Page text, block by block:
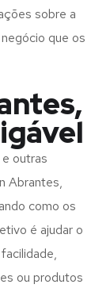
sobre a
que os
outras
Abrantes,
como os
é ajudar o
ou produtos